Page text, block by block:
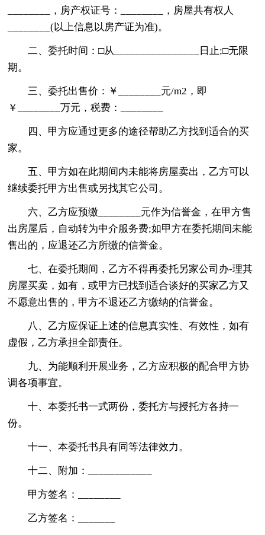
________，房产权证号：________，房屋共有权人
________(以上信息以房产证为准)。
二、委托时间：□从________________日止;□无限
期。
三、委托出售价：￥________元/m2，即
￥________万元，税费：________
四、甲方应通过更多的途径帮助乙方找到适合的买
家。
五、甲方如在此期间内未能将房屋卖出，乙方可以
继续委托甲方出售或另找其它公司。
六、乙方应预缴________元作为信誉金，在甲方售
出房屋后，自动转为中介服务费;如甲方在委托期间未能
售出的，应退还乙方所缴的信誉金。
七、在委托期间，乙方不得再委托另家公司办-理其
房屋买卖，如有，或甲方已找到适合谈好的买家乙方又
不愿意出售的，甲方不退还乙方缴纳的信誉金。
八、乙方应保证上述的信息真实性、有效性，如有
虚假，乙方承担全部责任。
九、为能顺利开展业务，乙方应积极的配合甲方协
调各项事宜。
十、本委托书一式两份，委托方与授托方各持一
份。
十一、本委托书具有同等法律效力。
十二、附加：____________
甲方签名：________
乙方签名：_______